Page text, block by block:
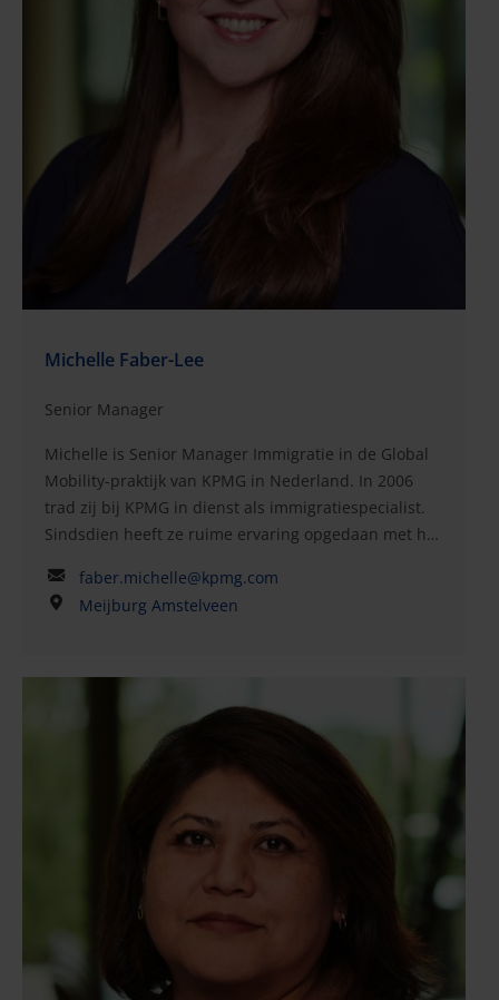
Michelle Faber-Lee
Senior Manager
Michelle is Senior Manager Immigratie in de Global
Mobility-praktijk van KPMG in Nederland. In 2006
trad zij bij KPMG in dienst als immigratiespecialist.
Sindsdien heeft ze ruime ervaring opgedaan met het
Nederlandse immigratieaangelegenheden en EU-
procedures voor hun buitenlandse personeel,
naleving van de Nederlandse immigratiewetgeving
te waarborgen. Michelle heeft een bachelor
Bedrijfskunde en heeft in haar tijd bij Meijburg & Co
Expatriate Services met succes meerdere juridische
cursussen over immigratie afgerond. Sinds 2006
heeft Michelle uiteenlopende klanten bediend die
werkzaam zijn in diverse sectoren, van ICT en
financiën tot de petrochemische industrie. Ze heeft
aan verschillende grote projecten gewerkt en
daarover advies gegeven. Michelle heeft ook een
groot aantal bedrijven geholpen bij het naleven van
faber.michelle@kpmg.com
Meijburg Amstelveen